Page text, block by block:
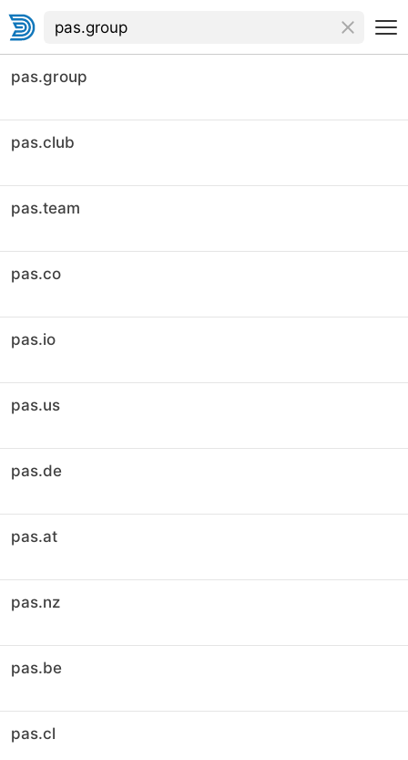
pas.group
pas.club
pas.team
pas.co
pas.io
pas.us
pas.de
pas.at
pas.nz
pas.be
pas.cl